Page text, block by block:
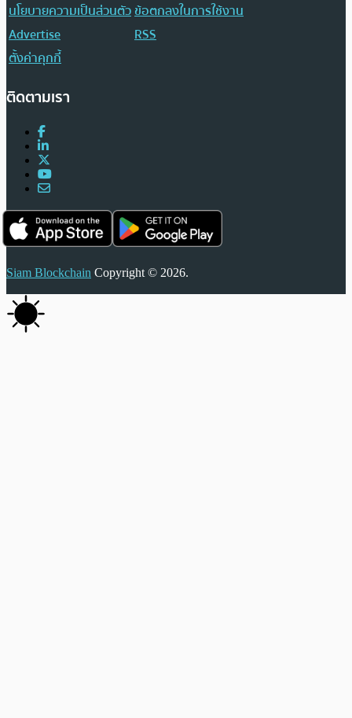
นโยบายความเป็นส่วนตัวข้อตกลงในการใช้งาน
Advertise
RSS
ตั้งค่าคุกกี้
ติดตามเรา
Siam Blockchain Copyright © 2026.